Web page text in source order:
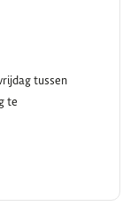
tussen
te